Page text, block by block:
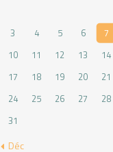
3
4 5 6 7
10
11 12 13 14
17
18 19 20 21
24
25 26 27 28
31
« Déc